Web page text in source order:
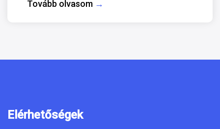
Tovább olvasom →
Elérhetőségek